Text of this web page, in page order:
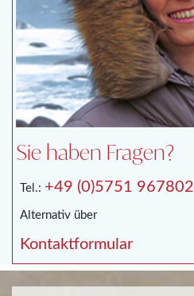
Sie haben Fragen?
Tel.: +49 (0)5751 967802
Alternativ über
Kontaktformular